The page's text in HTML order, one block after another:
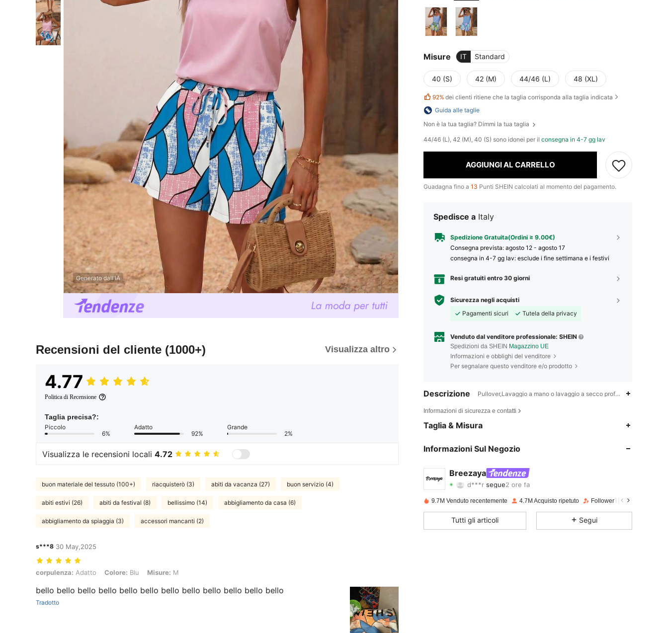
Generato dall'IA
Recensioni del cliente (1000+) Visualizza altro
4.77
Politica di Recensione
Taglia precisa?:
Piccolo
6%
Adatto
92%
Grande
2%
Visualizza le recensioni locali 4.72
buon materiale del tessuto (100+) riacquisterò (3) abiti da vacanza (27) buon servizio (4)
abiti estivi (26) abiti da festival (8) bellissimo (14) abbigliamento da casa (6)
abbigliamento da spiaggia (3) accessori mancanti (2)
s***8 30 May,2025
corpulenza: Adatto, Colore: Blu, Misure: M
corpulenza: Adatto Colore: Blu Misure: M
bello bello bello bello bello bello bello bello bello bello bello bello
Tradotto
Misure IT Standard
40 (S) 42 (M) 44/46 (L) 48 (XL)
92% dei clienti ritiene che la taglia corrisponda alla taglia indicata
Guida alle taglie
Non è la tua taglia? Dimmi la tua taglia
44/46 (L), 42 (M), 40 (S) sono idonei per il consegna in 4-7 gg lav
AGGIUNGI AL CARRELLO
Guadagna fino a 13 Punti SHEIN calcolati al momento del pagamento.
Spedisce a Italy
Spedizione Gratuita(Ordini ≥ 9.00€)
Consegna prevista: agosto 12 - agosto 17
consegna in 4-7 gg lav: esclude i fine settimana e i festivi
Resi gratuiti entro 30 giorni
Sicurezza negli acquisti
Pagamenti sicuri
Tutela della privacy
Venduto dal venditore professionale: SHEIN
Spedizioni da SHEIN Magazzino UE
Informazioni e obblighi del venditore
Per segnalare questo venditore e/o prodotto
Descrizione Pullover,Lavaggio a mano o lavaggio a secco
Informazioni di sicurezza e contatti
Taglia & Misura
Informazioni Sul Negozio
Breezaya
d***rsegue2 ore fa
m***esta navigando
4.78
9.7M Venduto recentemente 4.7M Acquisto ripetuto Follower in crescita del 14%
Tutti gli articoli Segui